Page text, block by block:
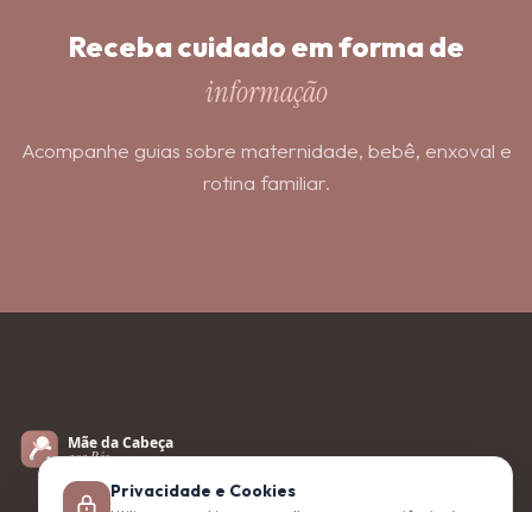
Receba cuidado em forma de
informação
Acompanhe guias sobre maternidade, bebê, enxoval e
rotina familiar.
Privacidade e Cookies